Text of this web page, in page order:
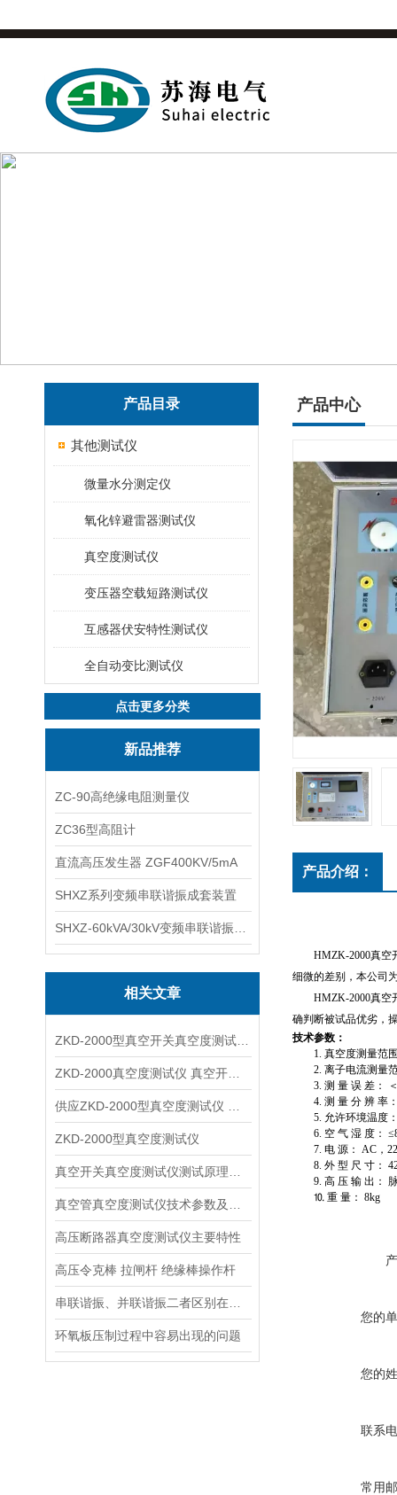
产品目录
其他测试仪
微量水分测定仪
氧化锌避雷器测试仪
真空度测试仪
变压器空载短路测试仪
互感器伏安特性测试仪
全自动变比测试仪
点击更多分类
新品推荐
ZC-90高绝缘电阻测量仪
ZC36型高阻计
直流高压发生器 ZGF400KV/5mA
SHXZ系列变频串联谐振成套装置
相关文章
ZKD-2000型真空度测试仪
高压断路器真空度测试仪主要特性
高压令克棒 拉闸杆 绝缘棒操作杆
环氧板压制过程中容易出现的问题
产品中心
产品介绍：
HMZK-2000真空
细微的差别，本公司
HMZK-2000真空
确判断被试品优劣，
技术参数：
1. 真空度测量范
2. 离子电流测量
3. 测 量 误 差：
4. 测 量 分 辨 率
5. 允许环境温度
6. 空 气 湿 度： ≤
7. 电 源： AC ，
8. 外 型 尺 寸：
9. 高 压 输 出：
⒑ 重 量： 8kg
您的
您的
联系
常用